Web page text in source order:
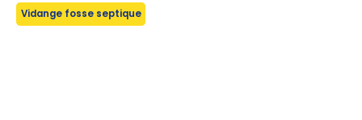
Vidange fosse septique